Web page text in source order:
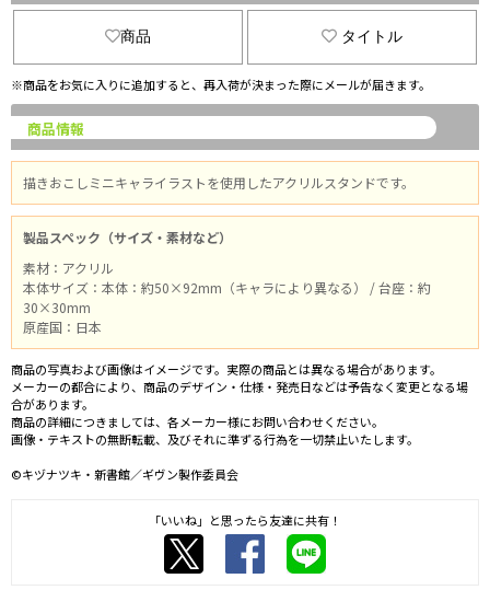
商品 タイトル
※商品をお気に入りに追加すると、再入荷が決まった際にメールが届きます。
商品情報
描きおこしミニキャライラストを使用したアクリルスタンドです。
製品スペック（サイズ・素材など）
素材：アクリル
本体サイズ：本体：約50×92mm（キャラにより異なる） / 台座：約
30×30mm
原産国：日本
商品の写真および画像はイメージです。実際の商品とは異なる場合があります。
メーカーの都合により、商品のデザイン・仕様・発売日などは予告なく変更となる場
合があります。
商品の詳細につきましては、各メーカー様にお問い合わせください。
画像・テキストの無断転載、及びそれに準ずる行為を一切禁止いたします。
©キヅナツキ・新書館／ギヴン製作委員会
「いいね」と思ったら友達に共有！